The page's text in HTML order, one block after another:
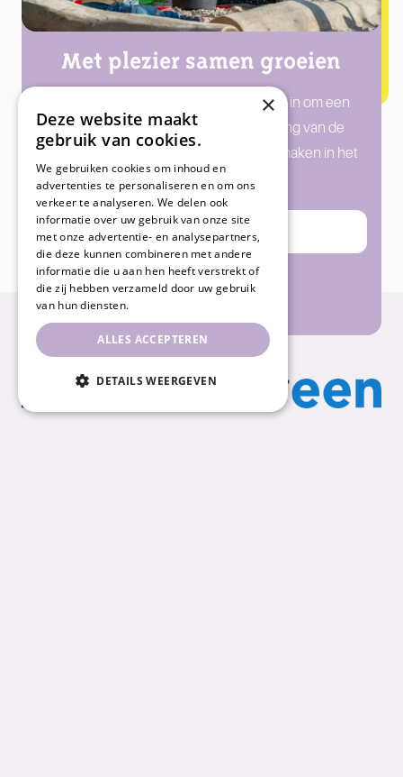
Met plezier samen groeien
Iedere dag spannen we ons met liefde in om een
bijdrage te leveren aan de ontwikkeling van de
kinderen. Ontdek hoe wij een verschil maken in het
leven van jouw kind!
Direct inschrijven
Rondleiding plannen
×
Deze website maakt
gebruik van cookies.
We gebruiken cookies om inhoud en
advertenties te personaliseren en om ons
verkeer te analyseren. We delen ook
informatie over uw gebruik van onze site
met onze advertentie- en analysepartners,
die deze kunnen combineren met andere
informatie die u aan hen heeft verstrekt of
die zij hebben verzameld door uw gebruik
van hun diensten.
ALLES ACCEPTEREN
DETAILS WEERGEVEN